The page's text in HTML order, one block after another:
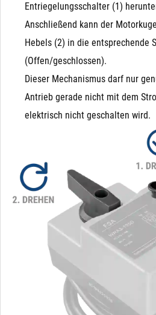
Entriegelungsschalter (1)
Anschließend kann der
Hebels (2) in die entsprechende
(Offen/geschlossen).
Dieser Mechanismus darf nur
Antrieb gerade nicht mit dem
elektrisch nicht geschalten wird.